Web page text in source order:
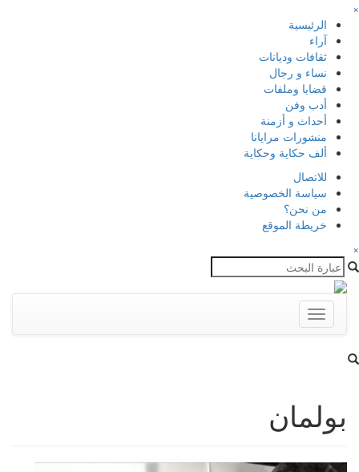
×
الرئيسية
آراء
ثقافات وديانات
نساء و رجال
قضايا وملفات
أدب وفن
أحداث و أزمنة
منشورات مرايانا
ألف حكاية وحكاية
للاتصال
سياسة الخصوصية
من نحن؟
خريطة الموقع
×
Toggle
navigation
بولمان